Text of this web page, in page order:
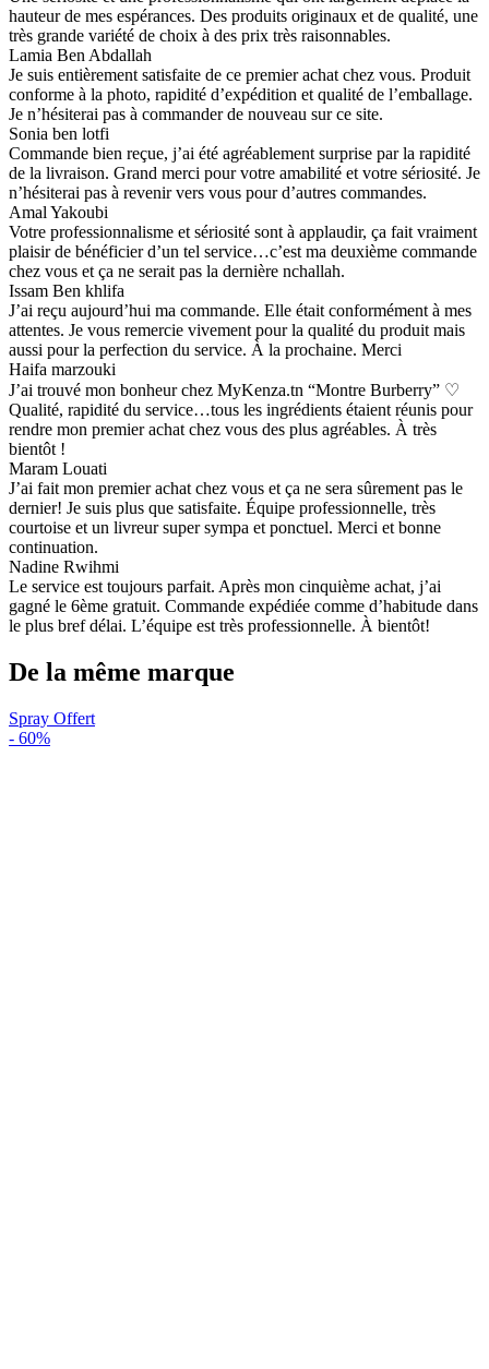
hauteur de mes espérances. Des produits originaux et de qualité, une
très grande variété de choix à des prix très raisonnables.
Lamia Ben Abdallah
Je suis entièrement satisfaite de ce premier achat chez vous. Produit
conforme à la photo, rapidité d’expédition et qualité de l’emballage.
Je n’hésiterai pas à commander de nouveau sur ce site.
Sonia ben lotfi
Commande bien reçue, j’ai été agréablement surprise par la rapidité
de la livraison. Grand merci pour votre amabilité et votre sériosité. Je
n’hésiterai pas à revenir vers vous pour d’autres commandes.
Amal Yakoubi
Votre professionnalisme et sériosité sont à applaudir, ça fait vraiment
plaisir de bénéficier d’un tel service…c’est ma deuxième commande
chez vous et ça ne serait pas la dernière nchallah.
Issam Ben khlifa
J’ai reçu aujourd’hui ma commande. Elle était conformément à mes
attentes. Je vous remercie vivement pour la qualité du produit mais
aussi pour la perfection du service. À la prochaine. Merci
Haifa marzouki
J’ai trouvé mon bonheur chez MyKenza.tn “Montre Burberry” ♡
Qualité, rapidité du service…tous les ingrédients étaient réunis pour
rendre mon premier achat chez vous des plus agréables. À très
bientôt !
Maram Louati
J’ai fait mon premier achat chez vous et ça ne sera sûrement pas le
dernier! Je suis plus que satisfaite. Équipe professionnelle, très
courtoise et un livreur super sympa et ponctuel. Merci et bonne
continuation.
Nadine Rwihmi
Le service est toujours parfait. Après mon cinquième achat, j’ai
gagné le 6ème gratuit. Commande expédiée comme d’habitude dans
le plus bref délai. L’équipe est très professionnelle. À bientôt!
De la même marque
Spray Offert
- 60%